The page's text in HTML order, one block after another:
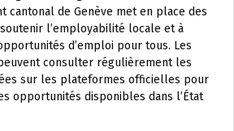
cantonal de Genève met en place des
l’employabilité locale et à
d’emploi pour tous. Les
consulter régulièrement les
sur les plateformes officielles pour
opportunités disponibles dans l’État